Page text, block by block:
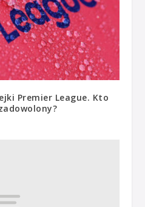
Premier League. Kto